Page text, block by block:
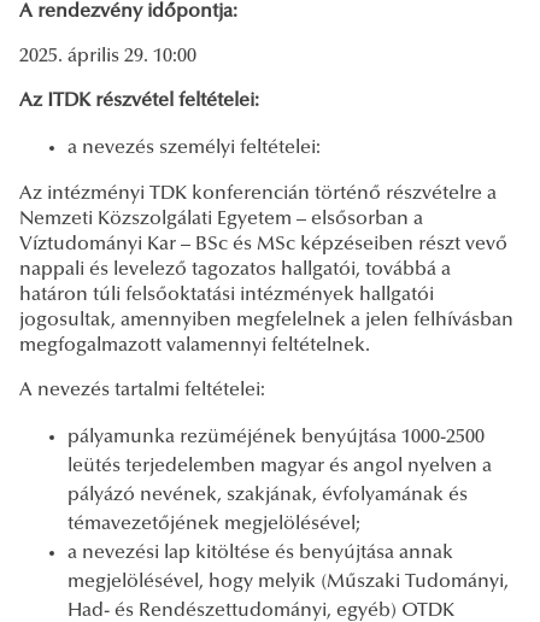
A rendezvény időpontja:
2025. április 29. 10:00
Az ITDK részvétel feltételei:
a nevezés személyi feltételei:
Az intézményi TDK konferencián történő részvételre a
Nemzeti Közszolgálati Egyetem – elsősorban a
Víztudományi Kar – BSc és MSc képzéseiben részt vevő
nappali és levelező tagozatos hallgatói, továbbá a
határon túli felsőoktatási intézmények hallgatói
jogosultak, amennyiben megfelelnek a jelen felhívásban
megfogalmazott valamennyi feltételnek.
A nevezés tartalmi feltételei:
pályamunka rezüméjének benyújtása 1000-2500
leütés terjedelemben magyar és angol nyelven a
pályázó nevének, szakjának, évfolyamának és
témavezetőjének megjelölésével;
a nevezési lap kitöltése és benyújtása annak
megjelölésével, hogy melyik (Műszaki Tudományi,
Had- és Rendészettudományi, egyéb) OTDK